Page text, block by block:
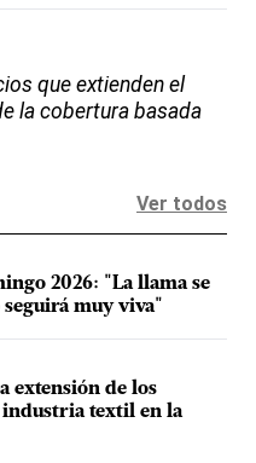
que extienden el
la cobertura basada
Ver todos
2026: "La llama se
muy viva"
extensión de los
industria textil en la